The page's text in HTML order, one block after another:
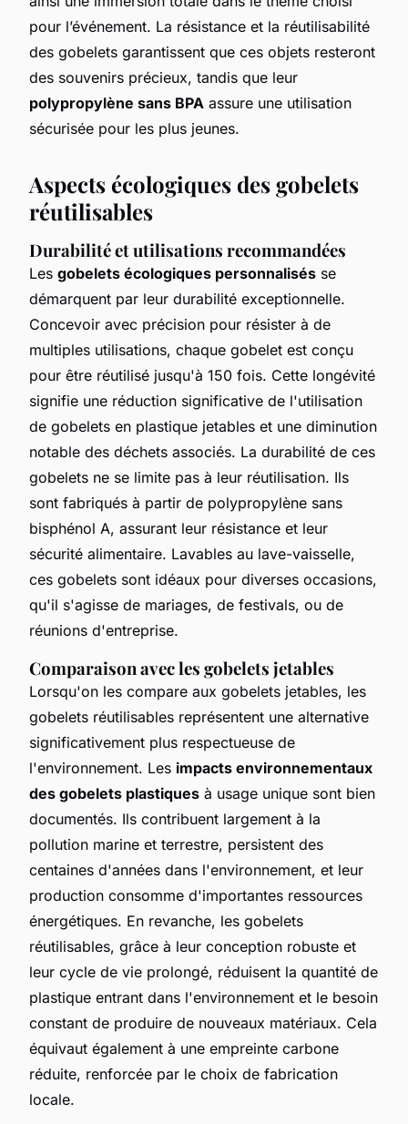
pour l’événement. La résistance et la réutilisabilité
des gobelets garantissent que ces objets resteront
des souvenirs précieux, tandis que leur
polypropylène sans BPA assure une utilisation
sécurisée pour les plus jeunes.
Aspects écologiques des gobelets
réutilisables
Durabilité et utilisations recommandées
Les gobelets écologiques personnalisés se
démarquent par leur durabilité exceptionnelle.
Concevoir avec précision pour résister à de
multiples utilisations, chaque gobelet est conçu
pour être réutilisé jusqu'à 150 fois. Cette longévité
signifie une réduction significative de l'utilisation
de gobelets en plastique jetables et une diminution
notable des déchets associés. La durabilité de ces
gobelets ne se limite pas à leur réutilisation. Ils
sont fabriqués à partir de polypropylène sans
bisphénol A, assurant leur résistance et leur
sécurité alimentaire. Lavables au lave-vaisselle,
ces gobelets sont idéaux pour diverses occasions,
qu'il s'agisse de mariages, de festivals, ou de
réunions d'entreprise.
Comparaison avec les gobelets jetables
Lorsqu'on les compare aux gobelets jetables, les
gobelets réutilisables représentent une alternative
significativement plus respectueuse de
l'environnement. Les impacts environnementaux
des gobelets plastiques à usage unique sont bien
documentés. Ils contribuent largement à la
pollution marine et terrestre, persistent des
centaines d'années dans l'environnement, et leur
production consomme d'importantes ressources
énergétiques. En revanche, les gobelets
réutilisables, grâce à leur conception robuste et
leur cycle de vie prolongé, réduisent la quantité de
plastique entrant dans l'environnement et le besoin
constant de produire de nouveaux matériaux. Cela
équivaut également à une empreinte carbone
réduite, renforcée par le choix de fabrication
locale.